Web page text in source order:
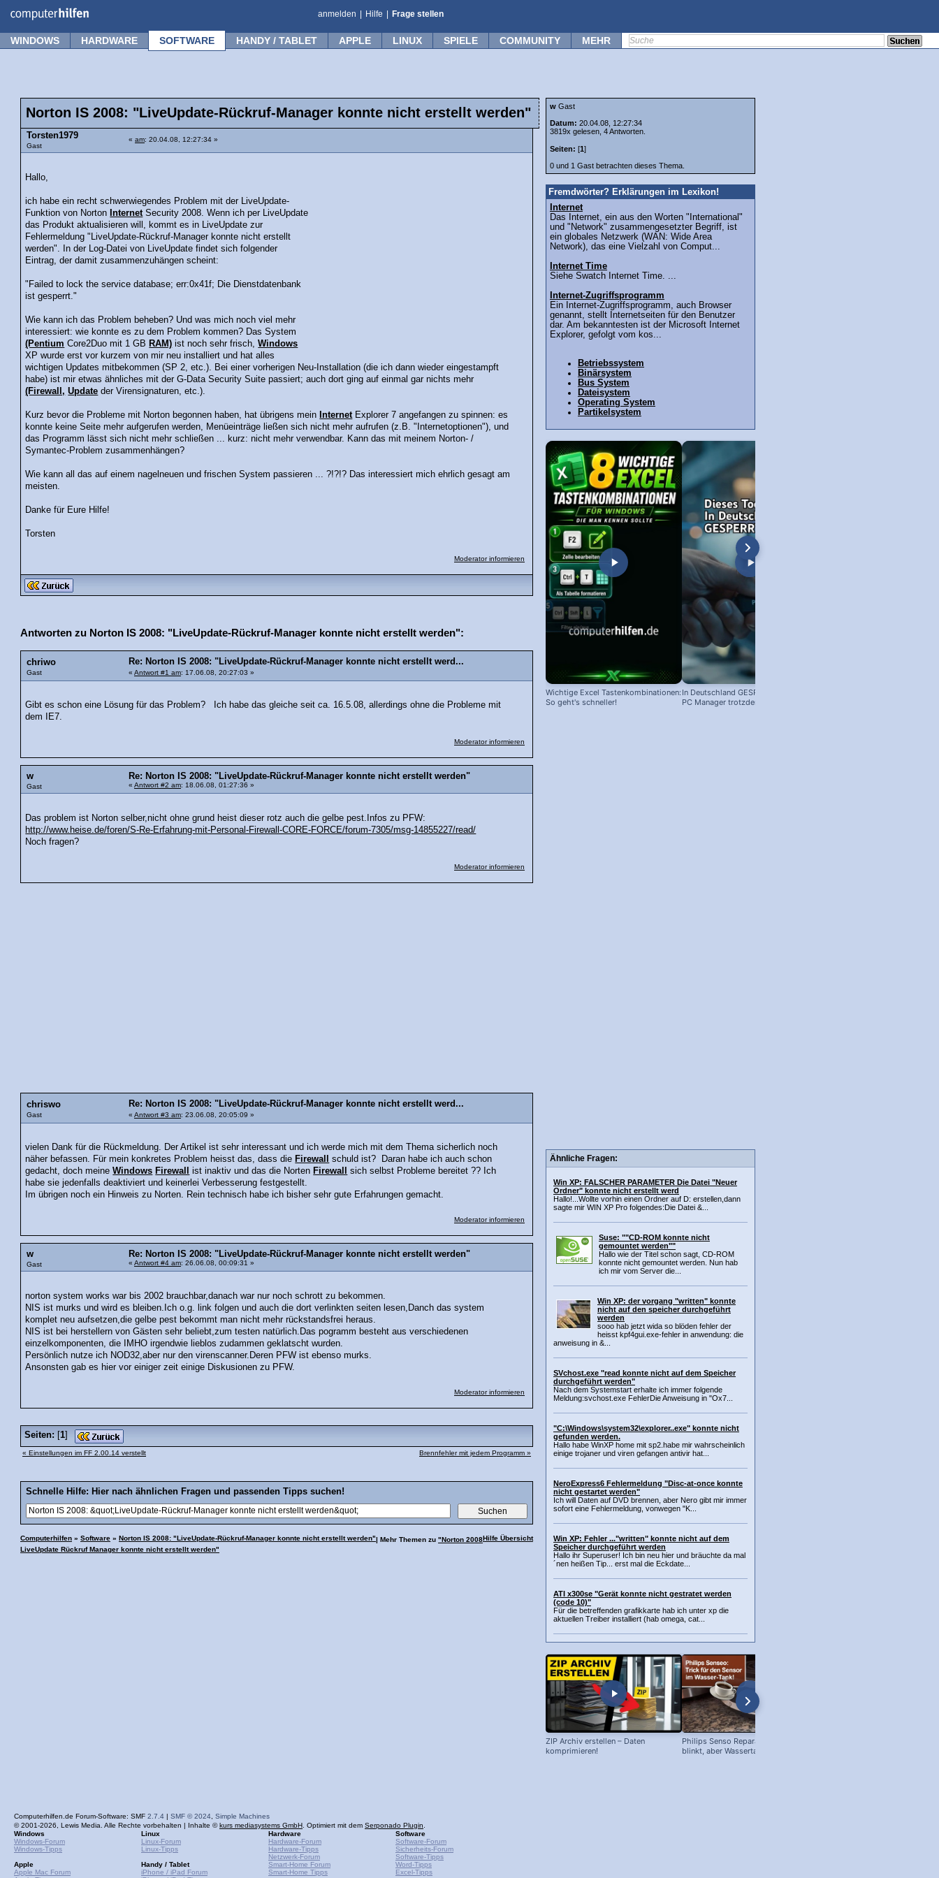
anmelden Hilfe Frage stellen
WINDOWS HARDWARE SOFTWARE HANDY / TABLET APPLE LINUX SPIELE COMMUNITY MEHR
Norton IS 2008: "LiveUpdate-Rückruf-Manager konnte nicht erstellt werden"
Torsten1979
Gast
« am: 20.04.08, 12:27:34 »
Hallo,
ich habe ein recht schwerwiegendes Problem mit der LiveUpdate-
Funktion von Norton Internet Security 2008. Wenn ich per LiveUpdate
das Produkt aktualisieren will, kommt es in LiveUpdate zur
Fehlermeldung "LiveUpdate-Rückruf-Manager konnte nicht erstellt
werden". In der Log-Datei von LiveUpdate findet sich folgender
Eintrag, der damit zusammenzuhängen scheint:
"Failed to lock the service database; err:0x41f; Die Dienstdatenbank
ist gesperrt."
Wie kann ich das Problem beheben? Und was mich noch viel mehr
interessiert: wie konnte es zu dem Problem kommen? Das System
(Pentium Core2Duo mit 1 GB RAM) ist noch sehr frisch,Windows
XP wurde erst vor kurzem von mir neu installiert und hat alles
wichtigen Updates mitbekommen (SP 2, etc.). Bei einer vorherigen Neu-Installation (die ich dann wieder eingestampft
habe) ist mir etwas ähnliches mit der G-Data Security Suite passiert; auch dort ging auf einmal gar nichts mehr
(Firewall, Update der Virensignaturen, etc.).
Kurz bevor die Probleme mit Norton begonnen haben, hat übrigens mein Internet Explorer 7 angefangen zu spinnen: es
konnte keine Seite mehr aufgerufen werden, Menüeinträge ließen sich nicht mehr aufrufen (z.B. "Internetoptionen"), und
das Programm lässt sich nicht mehr schließen ... kurz: nicht mehr verwendbar. Kann das mit meinem Norton- /
Symantec-Problem zusammenhängen?
Wie kann all das auf einem nagelneuen und frischen System passieren ... ?!?!? Das interessiert mich ehrlich gesagt am
meisten.
Danke für Eure Hilfe!
Torsten
Moderator informieren
Antworten zu Norton IS 2008: "LiveUpdate-Rückruf-Manager konnte nicht erstellt werden":
chriwo
Gast
Re: Norton IS 2008: "LiveUpdate-Rückruf-Manager konnte nicht erstellt werd...
« Antwort #1 am: 17.06.08, 20:27:03 »
Gibt es schon eine Lösung für das Problem? Ich habe das gleiche seit ca. 16.5.08, allerdings ohne die Probleme mit
dem IE7.
Moderator informieren
w
Gast
Re: Norton IS 2008: "LiveUpdate-Rückruf-Manager konnte nicht erstellt werden"
« Antwort #2 am: 18.06.08, 01:27:36 »
Das problem ist Norton selber,nicht ohne grund heist dieser rotz auch die gelbe pest.Infos zu PFW:
http://www.heise.de/foren/S-Re-Erfahrung-mit-Personal-Firewall-CORE-FORCE/forum-7305/msg-14855227/read/
Noch fragen?
Moderator informieren
chriswo
Gast
Re: Norton IS 2008: "LiveUpdate-Rückruf-Manager konnte nicht erstellt werd...
« Antwort #3 am: 23.06.08, 20:05:09 »
vielen Dank für die Rückmeldung. Der Artikel ist sehr interessant und ich werde mich mit dem Thema sicherlich noch
näher befassen. Für mein konkretes Problem heisst das, dass die Firewall
schuld ist? Daran habe ich auch schon
gedacht, doch meineWindows Firewall ist inaktiv und das die Norten Firewall
sich selbst Probleme bereitet ?? Ich
habe sie jedenfalls deaktiviert und keinerlei Verbesserung festgestellt.
Im übrigen noch ein Hinweis zu Norten. Rein technisch habe ich bisher sehr gute Erfahrungen gemacht.
Moderator informieren
w
Gast
Re: Norton IS 2008: "LiveUpdate-Rückruf-Manager konnte nicht erstellt werden"
« Antwort #4 am: 26.06.08, 00:09:31 »
norton system works war bis 2002 brauchbar,danach war nur noch schrott zu bekommen.
NIS ist murks und wird es bleiben.Ich o.g. link folgen und auch die dort verlinkten seiten lesen,Danch das system
komplet neu aufsetzen,die gelbe pest bekommt man nicht mehr rückstandsfrei heraus.
NIS ist bei herstellern von Gästen sehr beliebt,zum testen natürlich.Das pogramm besteht aus verschiedenen
einzelkomponenten, die IMHO irgendwie lieblos zudammen geklatscht wurden.
Persönlich nutze ich NOD32,aber nur den virenscanner.Deren PFW ist ebenso murks.
Ansonsten gab es hier vor einiger zeit einige Diskusionen zu PFW.
Moderator informieren
Seiten: [1]
« Einstellungen im FF 2.00.14 verstellt Brennfehler mit jedem Programm »
Schnelle Hilfe: Hier nach ähnlichen Fragen und passenden Tipps suchen!
Computerhilfen » Software » Norton IS 2008: "LiveUpdate-Rückruf-Manager konnte nicht erstellt werden" Hilfe Übersicht
| Mehr Themen zu "Norton 2008
LiveUpdate Rückruf Manager konnte nicht erstellt werden"
w Gast
Datum: 20.04.08, 12:27:34
3819x gelesen, 4 Antworten.
Seiten: [1]
0 und 1 Gast betrachten dieses Thema.
Fremdwörter? Erklärungen im Lexikon!
Internet
Das Internet, ein aus den Worten "International"
und "Network" zusammengesetzter Begriff, ist
ein globales Netzwerk (WAN: Wide Area
Network), das eine Vielzahl von Comput...
Internet Time
Siehe Swatch Internet Time. ...
Internet-Zugriffsprogramm
Ein Internet-Zugriffsprogramm, auch Browser
genannt, stellt Internetseiten für den Benutzer
dar. Am bekanntesten ist der Microsoft Internet
Explorer, gefolgt vom kos...
Betriebssystem
Binärsystem
Bus System
Dateisystem
Operating System
Partikelsystem
Wichtige Excel Tastenkombinationen:
So geht's schneller!
In Deutschland GESPERRT: Microsoft
PC Manager trotzdem installieren
Ähnliche Fragen:
Win XP: FALSCHER PARAMETER Die Datei "Neuer
Ordner" konnte nicht erstellt werd
Hallo!...Wollte vorhin einen Ordner auf D: erstellen,dann
sagte mir WIN XP Pro folgendes:Die Datei &...
Suse: ""CD-ROM konnte nicht
gemountet werden""
Hallo wie der Titel schon sagt, CD-ROM
konnte nicht gemountet werden. Nun hab
ich mir vom Server die...
Win XP: der vorgang "written" konnte
nicht auf den speicher durchgeführt
werden
sooo hab jetzt wida so blöden fehler der
heisst kpf4gui.exe-fehler in anwendung: die
anweisung in &...
SVchost.exe "read konnte nicht auf dem Speicher
durchgeführt werden"
Nach dem Systemstart erhalte ich immer folgende
Meldung:svchost.exe FehlerDie Anweisung in "Ox7...
"C:\Windows\system32\explorer..exe" konnte nicht
gefunden werden.
Hallo habe WinXP home mit sp2.habe mir wahrscheinlich
einige trojaner und viren gefangen antivir hat...
NeroExpress6 Fehlermeldung "Disc-at-once konnte
nicht gestartet werden"
Ich will Daten auf DVD brennen, aber Nero gibt mir immer
sofort eine Fehlermeldung, vonwegen "K...
Win XP: Fehler ..."written" konnte nicht auf dem
Speicher durchgeführt werden
Hallo ihr Superuser! Ich bin neu hier und bräuchte da mal
´nen heißen Tip... erst mal die Eckdate...
ATI x300se "Gerät konnte nicht gestratet werden
(code 10)"
Für die betreffenden grafikkarte hab ich unter xp die
aktuellen Treiber installiert (hab omega, cat...
ZIP Archiv erstellen – Daten
komprimieren!
Philips Senso Reparatur: Blaue LED
blinkt, aber Wassertank voll?
Computerhilfen.de Forum-Software: SMF 2.7.4 | SMF © 2024 Simple Machines
© 2001-2026, Lewis Media. Alle Rechte vorbehalten | Inhalte ©kurs mediasystems GmbH . Optimiert mit dem Serponado Plugin
Windows
Windows-Forum
Windows-Tipps
Apple
Apple Mac Forum
Linux
Linux-Forum
Linux-Tipps
Handy / Tablet
iPhone / iPad Forum
Hardware
Hardware-Forum
Hardware-Tipps
Netzwerk-Forum
Smart-Home Forum
Smart-Home Tipps
Software
Software-Forum
Sicherheits-Forum
Software-Tipps
Word-Tipps
Excel-Tipps